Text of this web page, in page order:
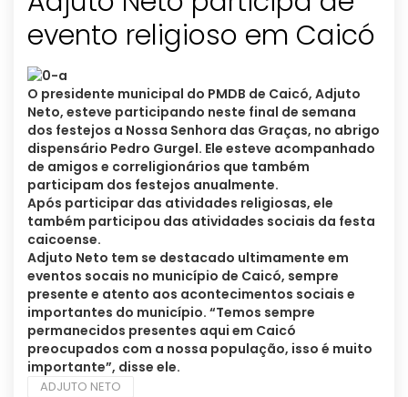
evento religioso em Caicó
O presidente municipal do PMDB de Caicó, Adjuto
Neto, esteve participando neste final de semana
dos festejos a Nossa Senhora das Graças, no abrigo
dispensário Pedro Gurgel. Ele esteve acompanhado
de amigos e correligionários que também
participam dos festejos anualmente.
Após participar das atividades religiosas, ele
também participou das atividades sociais da festa
caicoense.
Adjuto Neto tem se destacado ultimamente em
eventos socais no município de Caicó, sempre
presente e atento aos acontecimentos sociais e
importantes do município. “Temos sempre
permanecidos presentes aqui em Caicó
preocupados com a nossa população, isso é muito
importante”, disse ele.
ADJUTO NETO